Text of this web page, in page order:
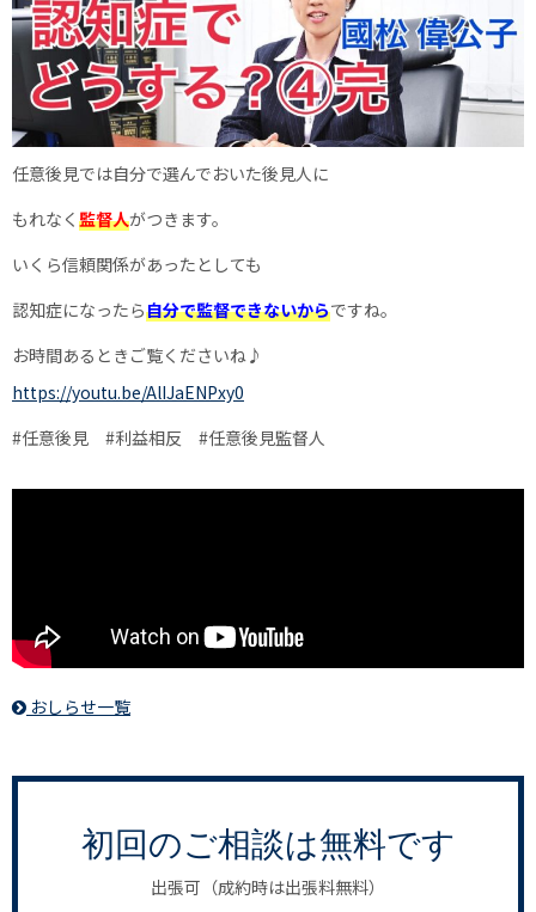
任意後見では自分で選んでおいた後見人に
もれなく 監督人がつきます。
いくら信頼関係があったとしても
認知症になったら自分で監督できないからですね。
お時間あるときご覧くださいね♪
https://youtu.be/AlIJaENPxy0
#任意後見
#利益相反 #任意後見監督人
おしらせ一覧
初回のご相談は無料です
出張可（成約時は出張料無料）